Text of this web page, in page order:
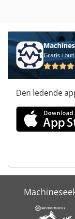
Gratis i
Den ledende